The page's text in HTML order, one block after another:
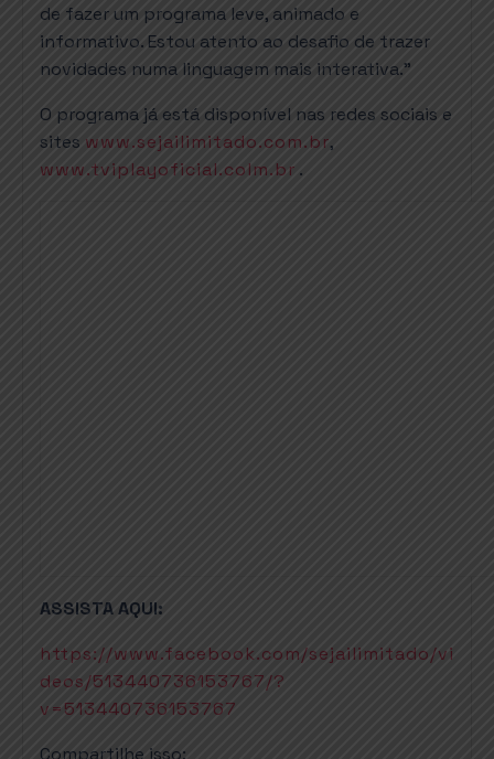
de fazer um programa leve, animado e
informativo. Estou atento ao desafio de trazer
novidades numa linguagem mais interativa.”
O programa já está disponível nas redes sociais e
sites www.sejailimitado.com.br,
www.tviplayoficial.colm.br .
ASSISTA AQUI:
https://www.facebook.com/sejailimitado/vi
deos/513440736153767/?
v=513440736153767
Compartilhe isso: